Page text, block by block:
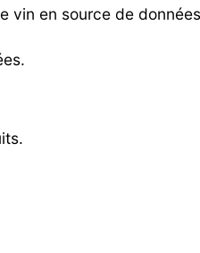
vin en source de